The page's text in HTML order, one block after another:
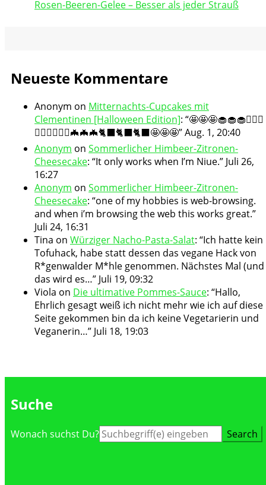
Rosen-Beeren-Gelee – Besser als jeder Strauß
Neueste Kommentare
Anonym on Mitternachts-Cupcakes mit
Clementinen [Halloween Edition]: “🤩🤩🤩🧁🧁🧁🧛🏻‍♀️
🧛🏻‍♀️🧛🏻‍♀️🦇🦇🦇🐈‍⬛🐈‍⬛🐈‍⬛🤩🤩🤩”Aug. 1, 20:40
Anonym on Sommerlicher Himbeer-Zitronen-
Cheesecake: “It only works when I’m Niue.” Juli 26,
16:27
Anonym on Sommerlicher Himbeer-Zitronen-
Cheesecake: “one of my hobbies is web-browsing.
and when i’m browsing the web this works great.”
Juli 24, 16:31
Tina on Würziger Nacho-Pasta-Salat: “Ich hatte kein
Tofuhack, habe statt dessen das vegane Hack von
R*genwalder M*hle genommen. Nächstes Mal (und
das wird es…” Juli 19, 09:32
Viola on Die ultimative Pommes-Sauce: “Hallo,
Ehrlich gesagt weiß ich nicht mehr wie ich auf diese
Seite gekommen bin da ich keine Vegetarierin und
Veganerin…” Juli 18, 19:03
Suche
Suche
Wonach suchst Du?